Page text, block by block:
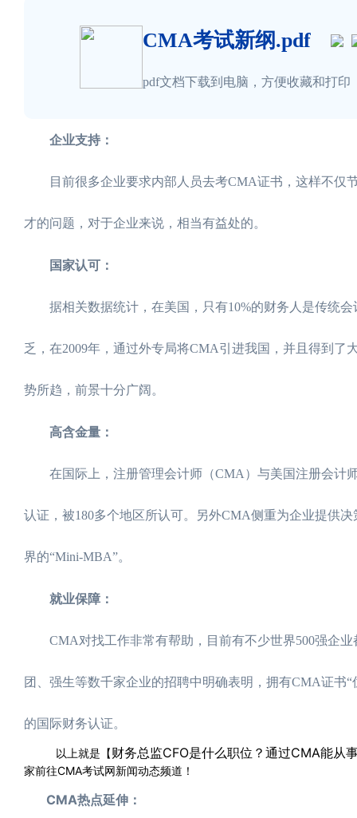
CMA考试新纲.pdf
pdf文档下载到电脑，方便收藏和打印
企业支持：
目前很多企业要求内部人员去考CMA证书，这样不仅
才的问题，对于企业来说，相当有益处的。
国家认可：
据相关数据统计，在美国，只有10%的财务人是传统会
乏，在2009年，通过外专局将CMA引进我国，并且得到
势所趋，前景十分广阔。
高含金量：
在国际上，注册管理会计师（CMA）与美国注册会计
认证，被180多个地区所认可。另外CMA侧重为企业提供
界的“Mini-MBA”。
就业保障：
CMA对找工作非常有帮助，目前有不少世界500强企业
团、强生等数千家企业的招聘中明确表明，拥有CMA证书
的国际财务认证。
以上就是【财务总监CFO是什么职位？通过CMA能从
家前往CMA考试网新闻动态频道！
CMA热点延伸：